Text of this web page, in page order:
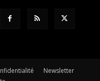
Newsletter